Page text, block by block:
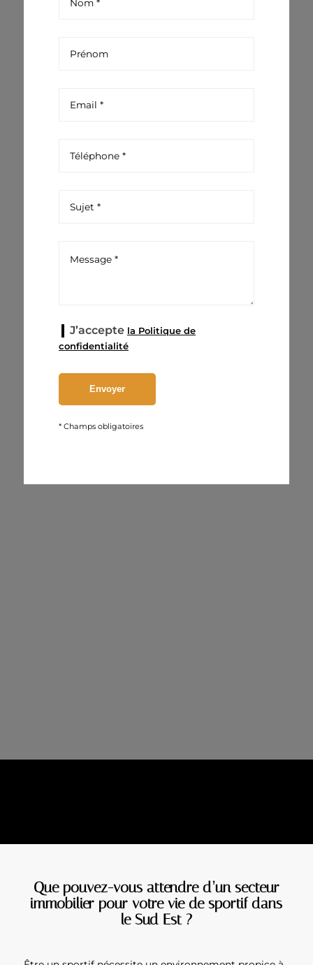
J’accepte la Politique de
confidentialité
* Champs obligatoires
Que pouvez-vous attendre d’un secteur
immobilier pour votre vie de sportif dans
le Sud Est ?